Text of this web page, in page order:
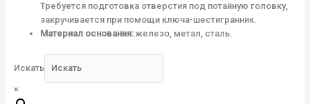
Требуется подготовка отверстия под потайную головку,
закручивается при помощи ключа-шестигранник.
Материал основания:железо, метал, сталь.
Искать
×